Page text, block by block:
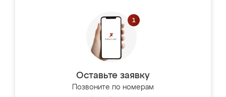
Оставьте заявку
Позвоните по номерам